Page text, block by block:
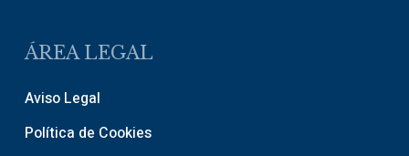
ÁREA LEGAL
Aviso Legal
Política de Cookies